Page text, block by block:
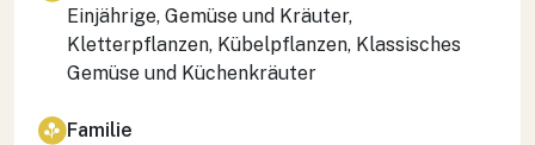
Einjährige, Gemüse und Kräuter,
Kletterpflanzen, Kübelpflanzen, Klassisches
Gemüse und Küchenkräuter
Familie